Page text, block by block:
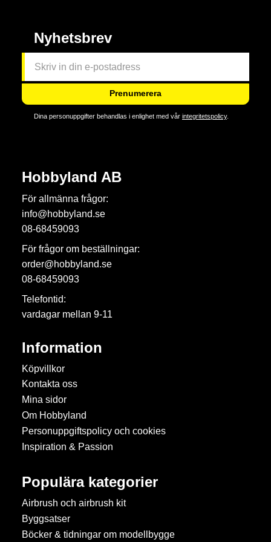
Nyhetsbrev
Prenumerera
Dina personuppgifter behandlas i enlighet med vår integritetspolicy.
Hobbyland AB
För allmänna frågor:
info@hobbyland.se
08-68459093
För frågor om beställningar:
order@hobbyland.se
08-68459093
Telefontid:
vardagar mellan 9-11
Information
Köpvillkor
Kontakta oss
Mina sidor
Om Hobbyland
Personuppgiftspolicy och cookies
Inspiration & Passion
Populära kategorier
Airbrush och airbrush kit
Byggsatser
Böcker & tidningar om modellbygge